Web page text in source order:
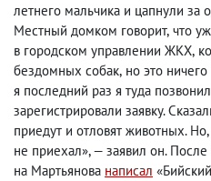
летнего мальчика и цапнули
Местный домком говорит, что
в городском управлении ЖКХ,
бездомных собак, но это
я последний раз я туда позвонил
зарегистрировали заявку.
приедут и отловят животных. Но,
не приехал», — заявил он. После
на Мартьянова написал